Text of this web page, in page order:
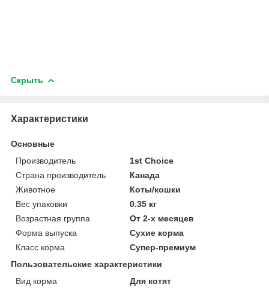
Скрыть
Характеристики
Основные
Производитель
1st Choice
Страна производитель
Канада
Животное
Коты/кошки
Вес упаковки
0.35 кг
Возрастная группа
От 2-х месяцев
Форма выпуска
Сухие корма
Класс корма
Супер-премиум
Пользовательские характеристики
Вид корма
Для котят